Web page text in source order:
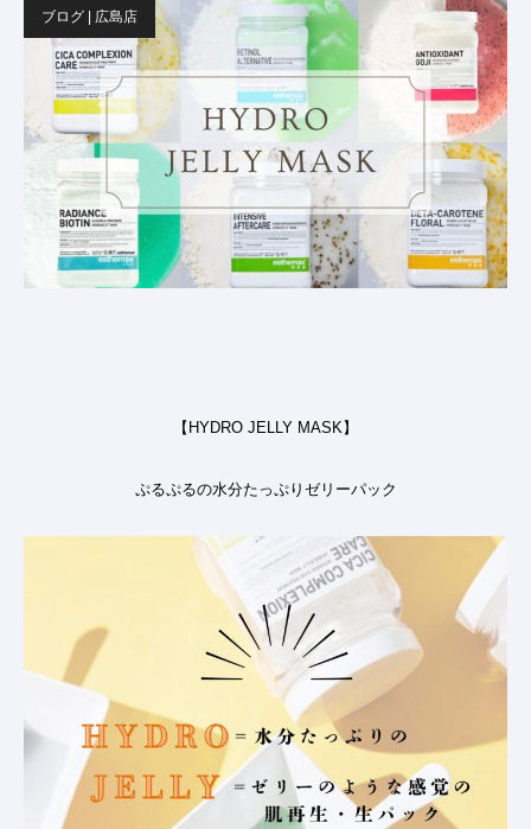
ブログ | 広島店
【HYDRO JELLY MASK】
ぷるぷるの水分たっぷりゼリーパック